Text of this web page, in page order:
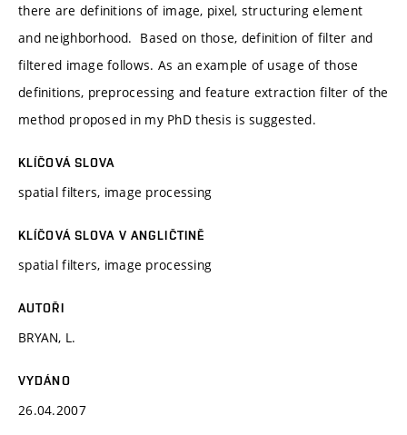
there are definitions of image, pixel, structuring element
and neighborhood. Based on those, definition of filter and
filtered image follows. As an example of usage of those
definitions, preprocessing and feature extraction filter of the
method proposed in my PhD thesis is suggested.
KLÍČOVÁ SLOVA
spatial filters, image processing
KLÍČOVÁ SLOVA V ANGLIČTINĚ
spatial filters, image processing
AUTOŘI
BRYAN, L.
VYDÁNO
26.04.2007